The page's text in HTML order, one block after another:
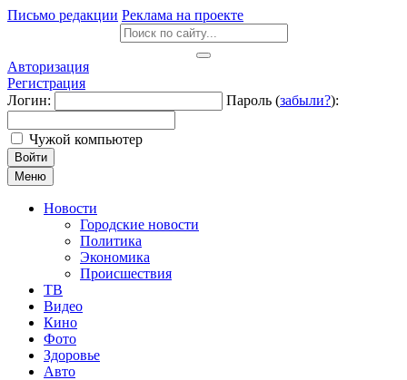
Письмо редакции Реклама на проекте
Авторизация
Регистрация
Логин:
Пароль (забыли?):
Чужой компьютер
Войти
Меню
Новости
Городские новости
Политика
Экономика
Происшествия
ТВ
Видео
Кино
Фото
Здоровье
Авто